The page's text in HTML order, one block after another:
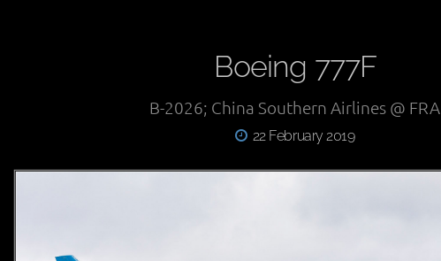
Boeing 777F
B-2026; China Southern Airlines @ FRA
22 February 2019